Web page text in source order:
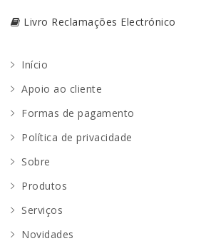
Livro Reclamações Electrónico
Início
Apoio ao cliente
Formas de pagamento
Política de privacidade
Sobre
Produtos
Serviços
Novidades